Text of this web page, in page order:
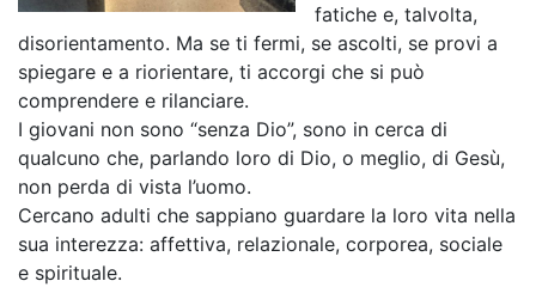
fatiche e, talvolta,
disorientamento. Ma se ti fermi, se ascolti, se provi a
spiegare e a riorientare, ti accorgi che si può
comprendere e rilanciare.
I giovani non sono “senza Dio”, sono in cerca di
qualcuno che, parlando loro di Dio, o meglio, di Gesù,
non perda di vista l’uomo.
Cercano adulti che sappiano guardare la loro vita nella
sua interezza: affettiva, relazionale, corporea, sociale
e spirituale.